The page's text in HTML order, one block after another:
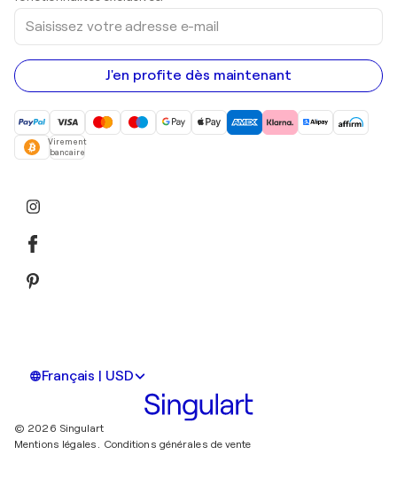
Saisissez
votre
adresse
e-
mail
J'en profite dès maintenant
Virement
bancaire
Français | USD
© 2026 Singulart
Mentions légales.
Conditions générales de vente